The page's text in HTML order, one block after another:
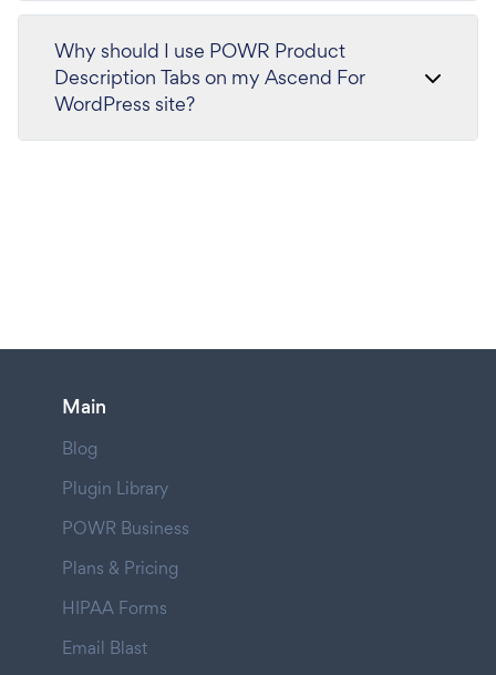
Why should I use POWR Product
Description Tabs on my Ascend For
WordPress site?
Main
Blog
Plugin Library
POWR Business
Plans & Pricing
HIPAA Forms
Email Blast